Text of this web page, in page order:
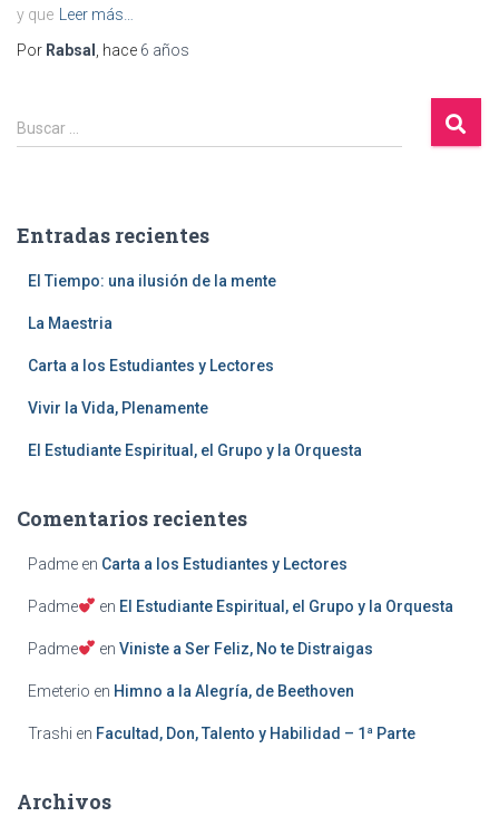
y que
Leer más…
Por Rabsal , hace 6 años
B
u
r
Buscar …
Entradas recientes
El Tiempo: una ilusión de la mente
La Maestria
Carta a los Estudiantes y Lectores
Vivir la Vida, Plenamente
El Estudiante Espiritual, el Grupo y la Orquesta
Comentarios recientes
Padme en Carta a los Estudiantes y Lectores
Padme en El Estudiante Espiritual, el Grupo y la Orquesta
Padme en Viniste a Ser Feliz, No te Distraigas
Emeterio en Himno a la Alegría, de Beethoven
Trashi en Facultad, Don, Talento y Habilidad – 1ª Parte
Archivos